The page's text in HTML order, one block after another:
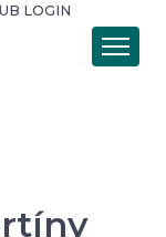
LOGIN